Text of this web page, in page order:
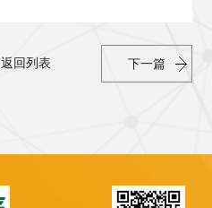
下一篇
返回列表